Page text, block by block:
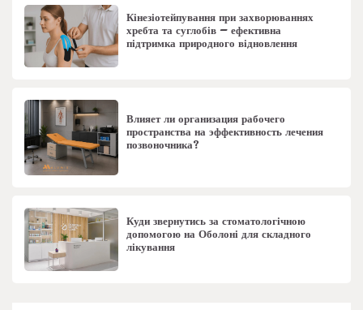
Кінезіотейпування при захворюваннях
хребта та суглобів – ефективна
підтримка природного відновлення
Влияет ли организация рабочего
пространства на эффективность лечения
позвоночника?
Куди звернутись за стоматологічною
допомогою на Оболоні для складного
лікування